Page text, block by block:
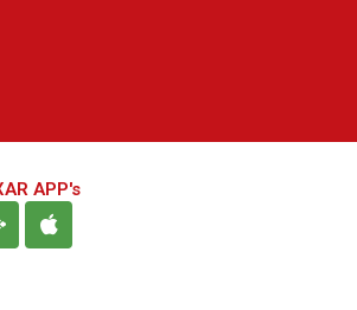
APP's